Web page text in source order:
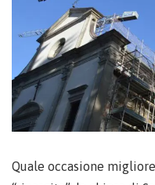
Quale occasione